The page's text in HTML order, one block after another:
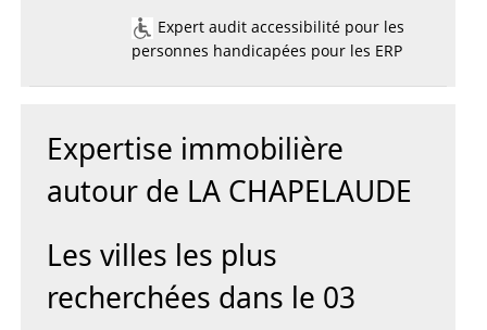
Expert audit accessibilité pour les
personnes handicapées pour les ERP
Expertise immobilière
autour de LA CHAPELAUDE
Les villes les plus
recherchées dans le 03